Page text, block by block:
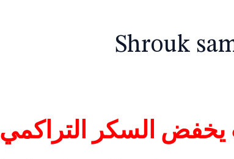
Shrouk
السكر التراكمي